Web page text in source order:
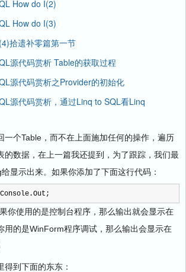
How do I(2)
How do I(3)
拾遗补零篇第一节
源代码赏析 Table的获取过程
源代码赏析之Provider的初始化
源代码赏析，通过Linq to SQL看Linq
一个Table ，而不在上面施加任何的操作，遍历
的数据，在上一篇我还提到，为了跟踪，我们最
给显示出来。如果你添加了下面这行代码：
Console.Out;
你使用的是控制台程序，那么输出就会显示在
用的是WinForm程序调试，那么输出会显示在
得到下面的东东：